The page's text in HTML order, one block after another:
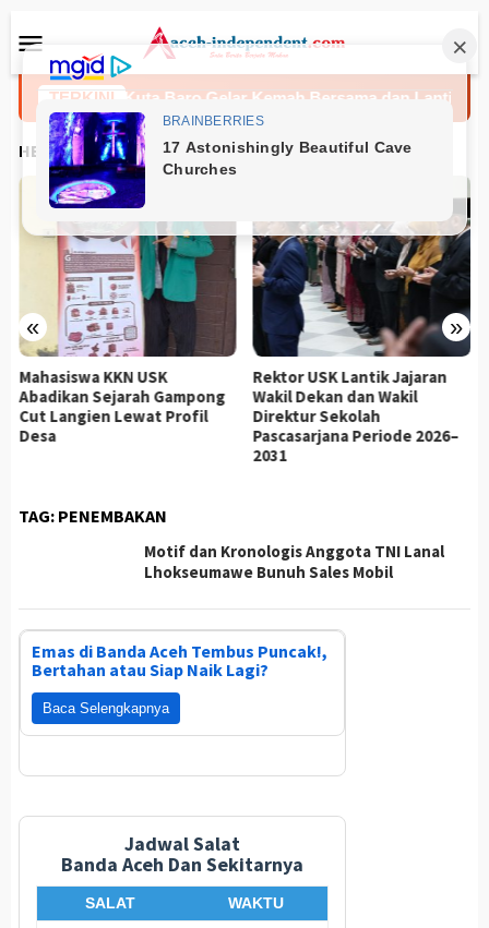
ke
kontenMobile
TERKINI
Kuta Baro Gelar Kemah Bersama dan Lantik
HEADLINES
« »
Mahasiswa KKN USK
Abadikan Sejarah Gampong
Cut Langien Lewat Profil
Desa
Rektor USK Lantik Jajaran
Wakil Dekan dan Wakil
Direktur Sekolah
Pascasarjana Periode 2026–
2031
TAG: PENEMBAKAN
Motif dan Kronologis Anggota TNI Lanal
Lhokseumawe Bunuh Sales Mobil
Emas di Banda Aceh Tembus Puncak!,
Bertahan atau Siap Naik Lagi?
Baca Selengkapnya
Jadwal Salat
Banda Aceh Dan Sekitarnya
SALAT
WAKTU